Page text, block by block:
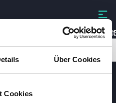
Über Cookies
Cookies